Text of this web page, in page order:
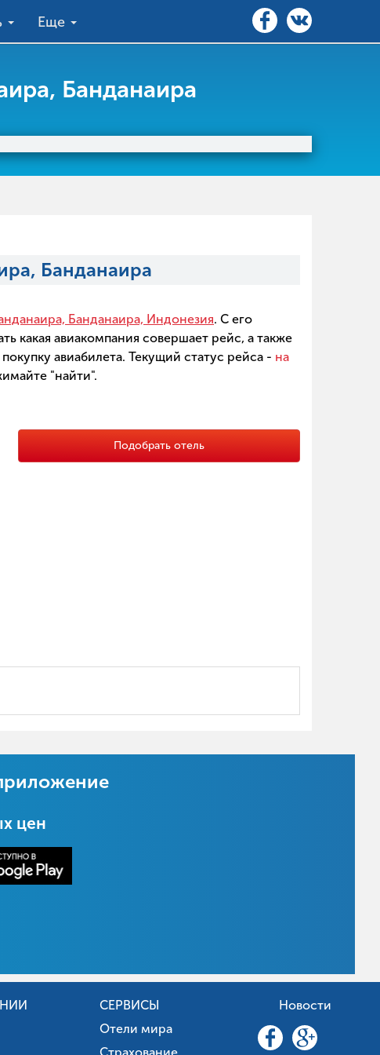
Еще
Банданаира
Банданаира
Банданаира, Индонезия. С его
какая авиакомпания совершает рейс, а также
авиабилета. Текущий статус рейса - на
"найти".
Подобрать отель
цен
СЕРВИСЫ
Отели мира
Новости